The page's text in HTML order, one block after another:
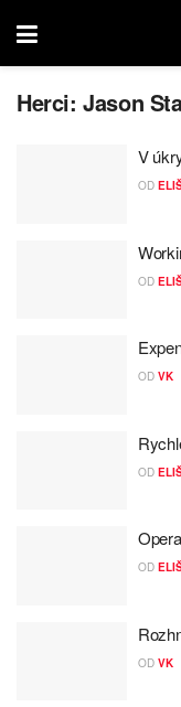
Herci:Jason
V
OD
OD
OD VK
OD
OD
OD VK